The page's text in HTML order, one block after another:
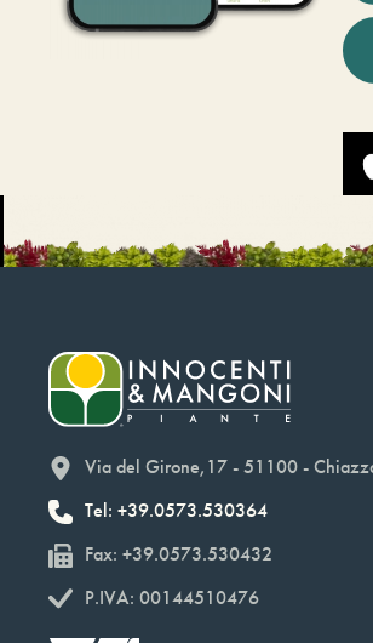
Via del Girone,17 - 51100 -
Tel: +39.0573.530364
Fax: +39.0573.530432
P.IVA: 00144510476